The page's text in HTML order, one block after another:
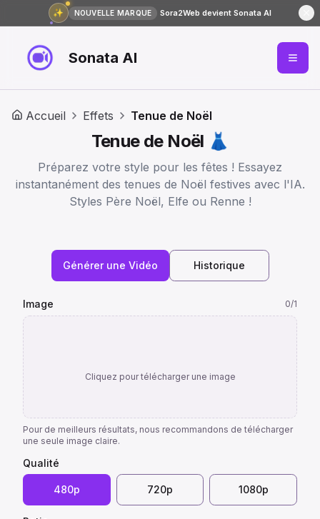
✨ NOUVELLE MARQUE Sora2Web devient Sonata AI
Sonata AI
Accueil Effets Tenue de Noël
Tenue de Noël 👗
Préparez votre style pour les fêtes ! Essayez
instantanément des tenues de Noël festives avec l'IA.
Styles Père Noël, Elfe ou Renne !
Générer une Vidéo Historique
Image 0/1
Cliquez pour télécharger une image
Pour de meilleurs résultats, nous recommandons de télécharger
une seule image claire.
Qualité
480p 720p 1080p